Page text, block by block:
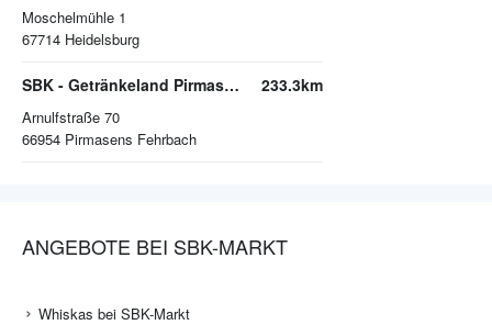
Moschelmühle 1
67714 Heidelsburg
SBK - Getränkeland Pirmasens
Arnulfstraße 70
66954 Pirmasens Fehrbach
233.3km
ANGEBOTE BEI SBK-MARKT
Whiskas bei SBK-Markt